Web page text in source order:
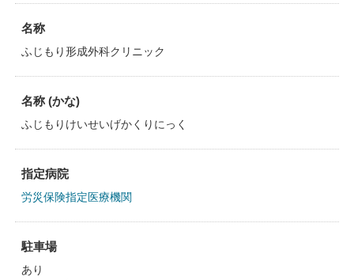
名称
ふじもり形成外科クリニック
名称 (かな)
ふじもりけいせいげかくりにっく
指定病院
労災保険指定医療機関
駐車場
あり